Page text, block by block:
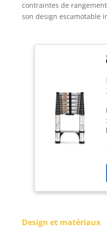
contraintes de
son design escamotable
Design et matériaux